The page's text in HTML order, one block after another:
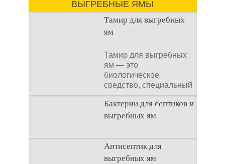
ВЫГРЕБНЫЕ ЯМЫ
Тамир для выгребных
ям
Тамир для выгребных
ям — это
биологическое
средство, специальный
концентрат, который
используется
Бактерии для септиков и
выгребных ям
Очистка
канализационного
стока или выгребной
Антисептик для
выгребных ям